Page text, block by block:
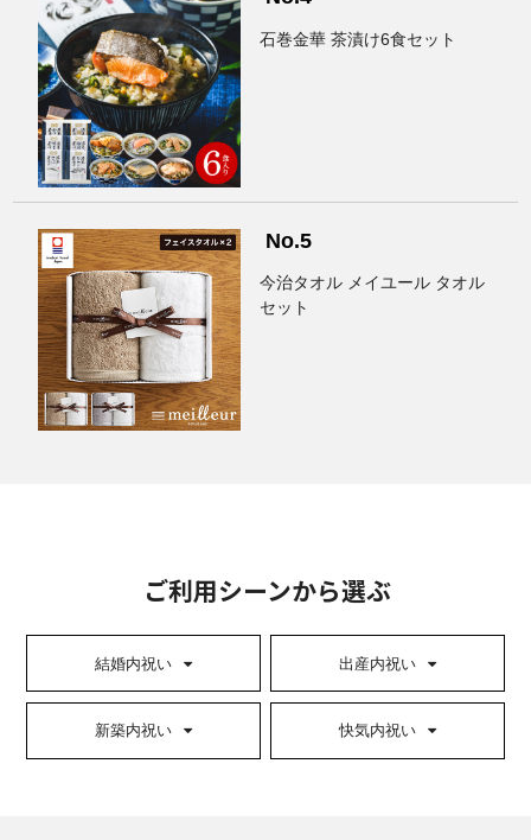
石巻金華 茶漬け6食セット
今治タオル メイユール タオル
セット
ご利用シーンから選ぶ
結婚内祝い 出産内祝い
新築内祝い 快気内祝い